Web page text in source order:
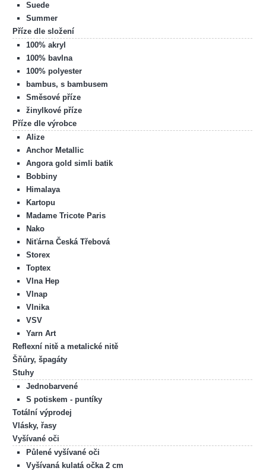
Suede
Summer
Příze dle složení
100% akryl
100% bavlna
100% polyester
bambus, s bambusem
Směsové příze
žinylkové příze
Příze dle výrobce
Alize
Anchor Metallic
Angora gold simli batik
Bobbiny
Himalaya
Kartopu
Madame Tricote Paris
Nako
Niťárna Česká Třebová
Storex
Toptex
Vlna Hep
Vlnap
Vlnika
VSV
Yarn Art
Reflexní nitě a metalické nitě
Šňůry, špagáty
Stuhy
Jednobarvené
S potiskem - puntíky
Totální výprodej
Vlásky, řasy
Vyšívané oči
Půlené vyšívané oči
Vyšívaná kulatá očka 2 cm